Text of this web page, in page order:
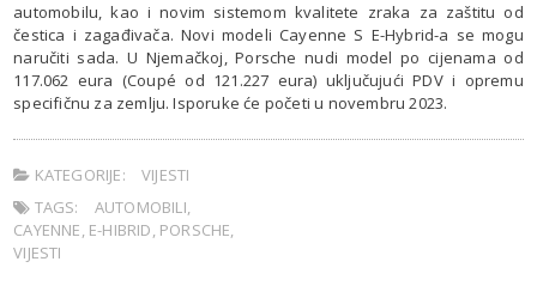
automobilu, kao i novim sistemom kvalitete zraka za zaštitu od
čestica i zagađivača. Novi modeli Cayenne S E-Hybrid-a se mogu
naručiti sada. U Njemačkoj, Porsche nudi model po cijenama od
117.062 eura (Coupé od 121.227 eura) uključujući PDV i opremu
specifičnu za zemlju. Isporuke će početi u novembru 2023.
KATEGORIJE:
VIJESTI
TAGS:
AUTOMOBILI
CAYENNE E-HIBRID PORSCHE
VIJESTI